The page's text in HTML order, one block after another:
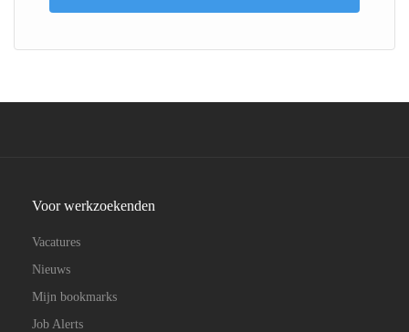
Voor werkzoekenden
Vacatures
Nieuws
Mijn bookmarks
Job Alerts